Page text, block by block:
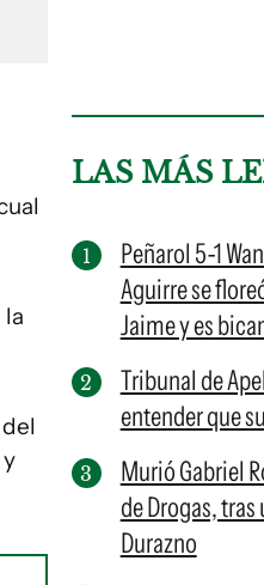
LAS MÁS
Peñarol 5-1
Aguirre se
Jaime y es
Tribunal de
entender que
Murió Gabriel
de Drogas,
Durazno